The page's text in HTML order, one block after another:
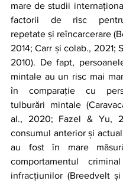
mare de studii
factorii de risc
repetate și reîncarcerare
2014; Carr și colab., 2021;
2010). De fapt,
mintale au un risc mai
în comparație cu
tulburări mintale
al., 2020; Fazel & Yu,
consumul anterior și
au fost în mare
comportamentul
infracțiunilor (Breedvelt și